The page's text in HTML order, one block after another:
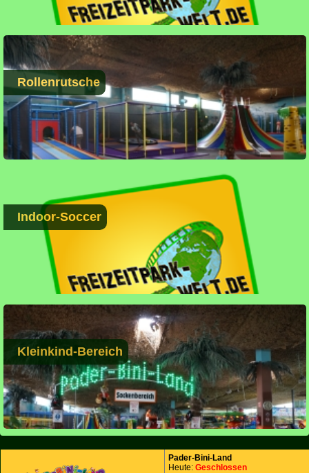
Rollenrutsche
Indoor-Soccer
Kleinkind-Bereich
Pader-Bini-Land
Heute: Geschlossen